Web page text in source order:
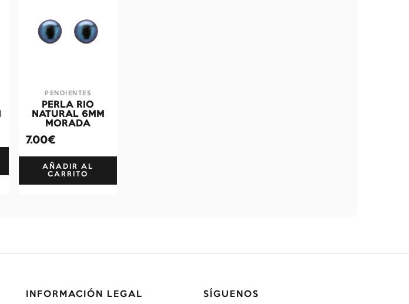
PENDIENTES
PERLA RIO
NATURAL 6MM
MORADA
7.00€
AÑADIR AL
CARRITO
INFORMACIÓN LEGAL SÍGUENOS